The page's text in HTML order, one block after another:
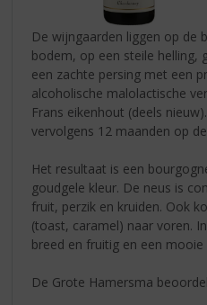
De wijngaarden liggen op de
bodem, op een steile helling,
een zachte persing met een
alcoholische malolactische
Frans eikenhout (deels
vervolgens 12 maanden op
Het resultaat is een
goudgele kleur. De neus is
fruit, perzik en kruiden. Ook
(toast, caramel) naar voren.
breed en fruitig en een mooie
De Grote Hamersma